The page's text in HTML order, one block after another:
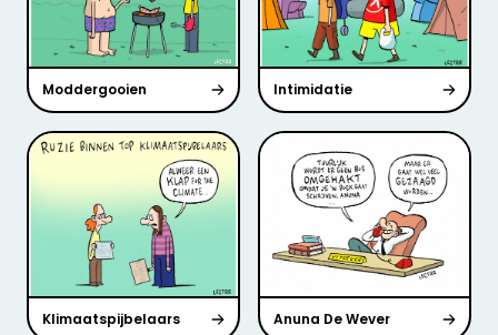
Moddergooien Intimidatie
Klimaatspijbelaars Anuna De Wever